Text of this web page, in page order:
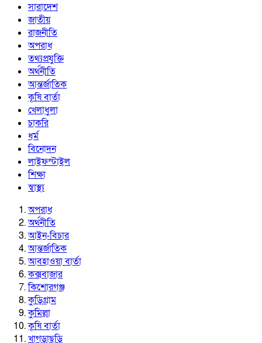
সারাদেশ
জাতীয়
রাজনীতি
অপরাধ
তথ্যপ্রযুক্তি
অর্থনীতি
আন্তর্জাতিক
কৃষি বার্তা
খেলাধুলা
চাকরি
ধর্ম
বিনোদন
লাইফস্টাইল
শিক্ষা
স্বাস্থ্য
অপরাধ
অর্থনীতি
আইন-বিচার
আন্তর্জাতিক
আবহাওয়া বার্তা
কক্সবাজার
কিশোরগঞ্জ
কুড়িগ্রাম
কুমিল্লা
কৃষি বার্তা
খাগড়াছড়ি